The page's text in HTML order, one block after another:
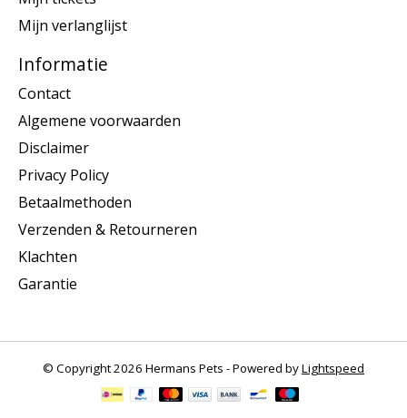
Mijn verlanglijst
Informatie
Contact
Algemene voorwaarden
Disclaimer
Privacy Policy
Betaalmethoden
Verzenden & Retourneren
Klachten
Garantie
© Copyright 2026 Hermans Pets - Powered byLightspeed